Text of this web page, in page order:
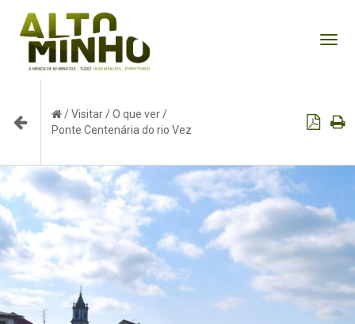
/Visitar/O que ver/
Ponte Centenária do rio Vez